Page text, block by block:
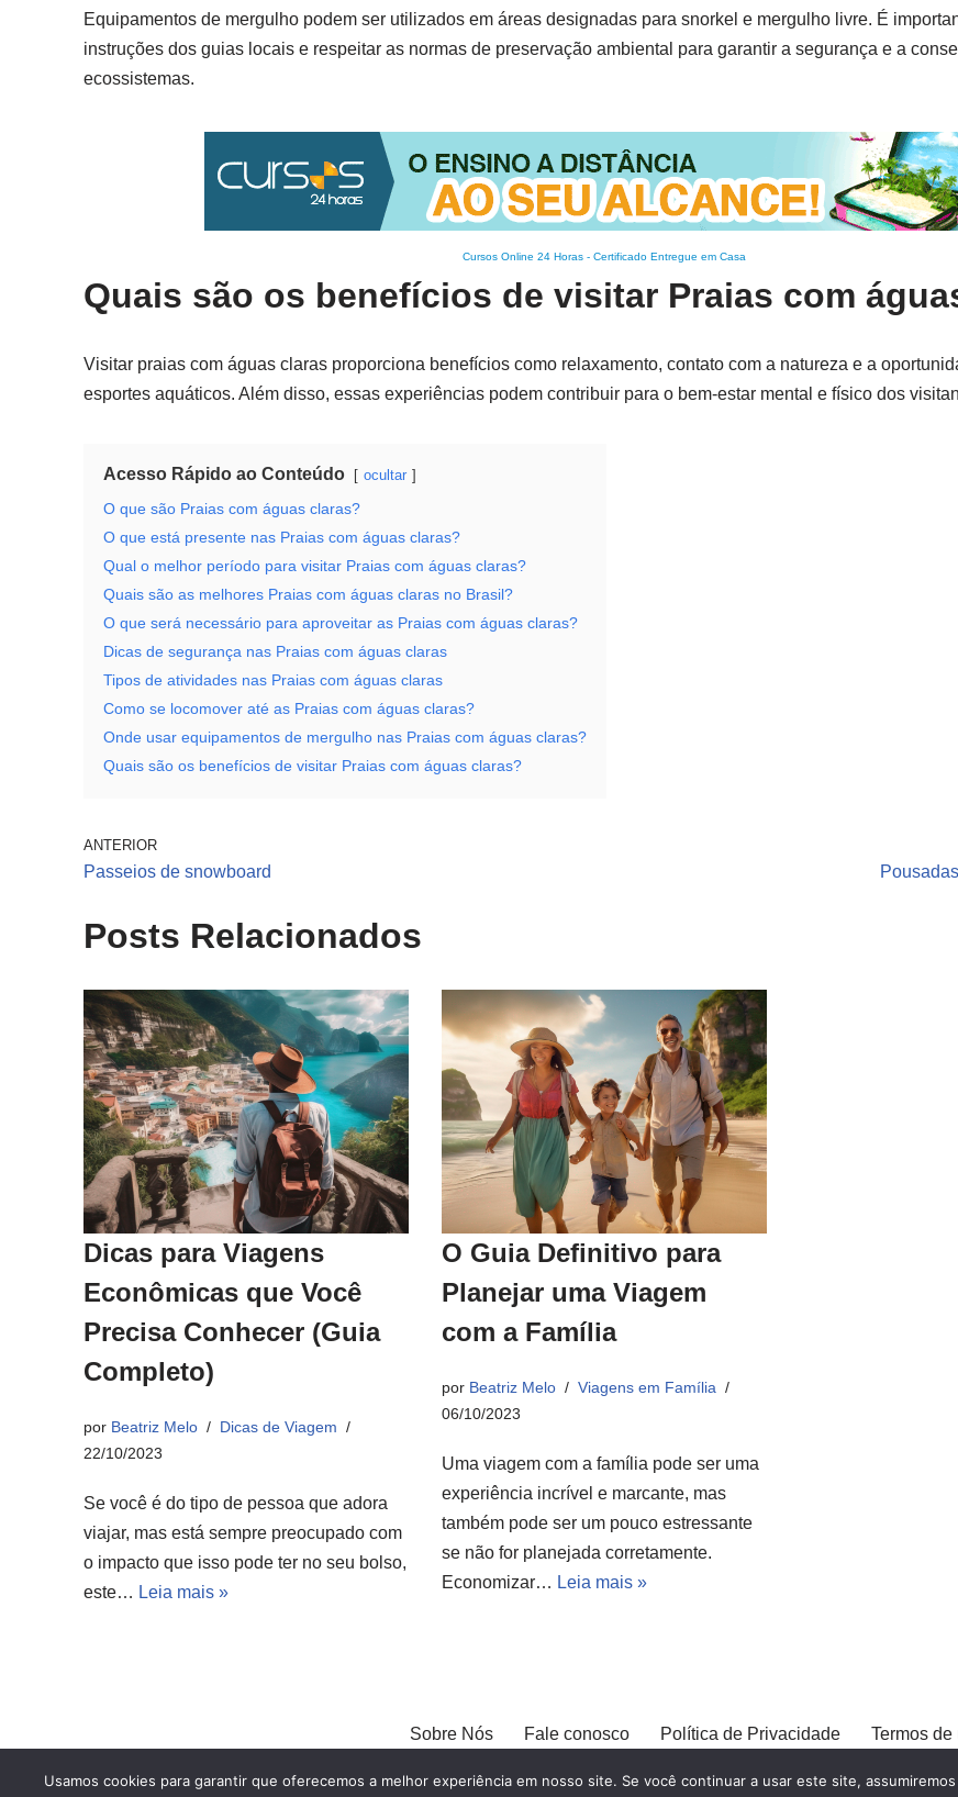
Equipamentos de mergulho podem ser utilizados em áreas designadas para snorkel e mergulho livre. É
instruções dos guias locais e respeitar as normas de preservação ambiental para garantir a segurança e a
ecossistemas.
Cursos Online 24 Horas- Certificado Entregue em Casa
Quais são os benefícios de visitar Praias com
Visitar praias com águas claras proporciona benefícios como relaxamento, contato com a natureza e a
esportes aquáticos. Além disso, essas experiências podem contribuir para o bem-estar mental e físico dos
Acesso Rápido ao Conteúdo ocultar
O que são Praias com águas claras?
O que está presente nas Praias com águas claras?
Qual o melhor período para visitar Praias com águas claras?
Quais são as melhores Praias com águas claras no Brasil?
O que será necessário para aproveitar as Praias com águas claras?
Dicas de segurança nas Praias com águas claras
Tipos de atividades nas Praias com águas claras
Como se locomover até as Praias com águas claras?
Onde usar equipamentos de mergulho nas Praias com águas claras?
Quais são os benefícios de visitar Praias com águas claras?
ANTERIOR
Passeios de snowboard
Posts Relacionados
Dicas para Viagens
Econômicas que Você
Precisa Conhecer (Guia
Completo)
por Beatriz Melo
Dicas de Viagem
22/10/2023
Se você é do tipo de pessoa que adora
viajar, mas está sempre preocupado com
o impacto que isso pode ter no seu bolso,
este… Leia mais »
O Guia Definitivo para
Planejar uma Viagem
com a Família
por Beatriz Melo
Viagens em Família
06/10/2023
Uma viagem com a família pode ser uma
experiência incrível e marcante, mas
também pode ser um pouco estressante
se não for planejada corretamente.
Economizar… Leia mais »
Sobre Nós Fale conosco Política de Privacidade Termos de
© Explore Destinos - TODOS OS DIREITOS
Usamos cookies para garantir que oferecemos a melhor experiência em nosso site. Se você continuar a usar este site,